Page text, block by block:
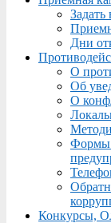
Дни
О
Об
О
Формы
Конкурсы,